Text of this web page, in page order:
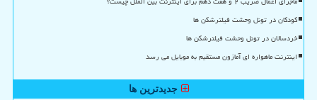
کودکان در تونل وحشت فیلترشکن ها
خردسالان در تونل وحشت فیلترشکن ها
اینترنت ماهواره ای آمازون مستقیم به موبایل می رسد
جدیدترین ها